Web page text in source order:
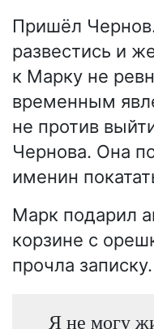
Пришёл
развестись и
к Марку не
временным
не против
Чернова. Она
именин
Марк подарил
корзине с
прочла записку.
Я не могу